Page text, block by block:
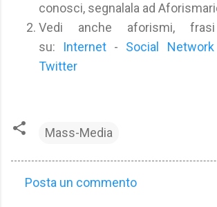
conosci, segnalala ad
Vedi anche aforismi,
su: Internet - Social Network
Twitter
Mass-Media
Posta un commento